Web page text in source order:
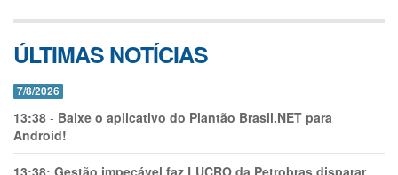
ÚLTIMAS NOTÍCIAS
7/8/2026
13:38 - Baixe o aplicativo do Plantão Brasil.NET para
Android!
13:38: Gestão impecável faz LUCRO da Petrobras disparar